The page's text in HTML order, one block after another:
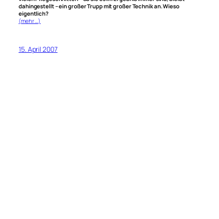
dahingestellt – ein großer Trupp mit großer Technik an. Wieso
eigentlich?
(mehr …)
15. April 2007